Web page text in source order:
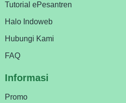
Tutorial ePesantren
Halo Indoweb
Hubungi Kami
FAQ
Informasi
Promo